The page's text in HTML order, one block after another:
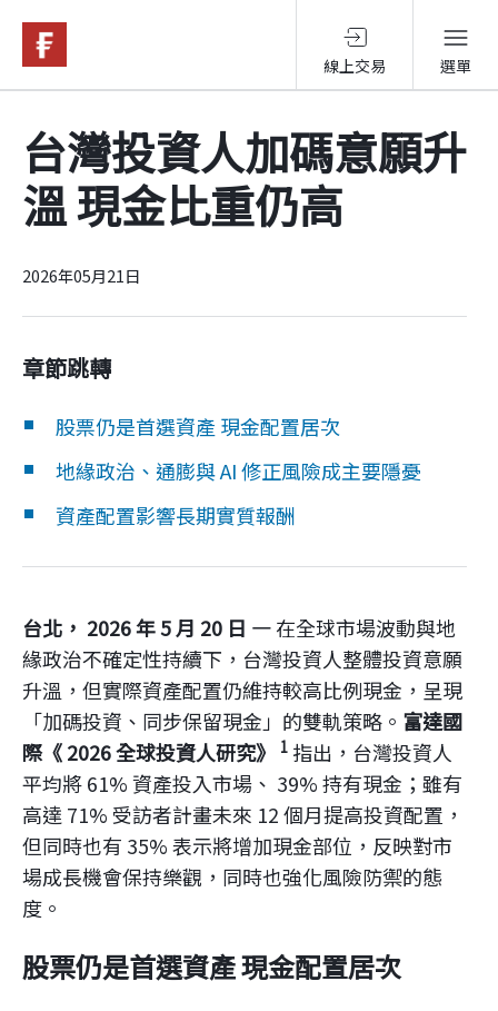
線上交易 選單
基金與配息
永續投資
投資洞見
投資解決方案
關於富達
企業永續
線上交易
台灣投資人加碼意願升
溫 現金比重仍高
2026年05月21日
章節跳轉
股票仍是首選資產 現金配置居次
地緣政治、通膨與 AI 修正風險成主要隱憂
資產配置影響長期實質報酬
台北， 2026 年 5 月 20 日 —在全球市場波動與地
緣政治不確定性持續下，台灣投資人整體投資意願
升溫，但實際資產配置仍維持較高比例現金，呈現
「加碼投資、同步保留現金」的雙軌策略。 富達國
際《 2026 全球投資人研究》
1 指出，台灣投資人
平均將 61% 資產投入市場、 39% 持有現金；雖有
高達 71% 受訪者計畫未來 12 個月提高投資配置，
但同時也有 35% 表示將增加現金部位，反映對市
場成長機會保持樂觀，同時也強化風險防禦的態
度。
股票仍是首選資產 現金配置居次